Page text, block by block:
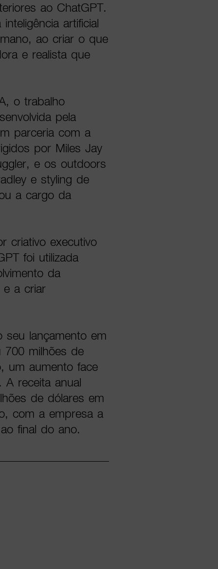
ao ChatGPT.
artificial
ao criar o que
e realista que
o trabalho
pela
parceria com a
por Miles Jay
e os outdoors
e styling de
a cargo da
criativo executivo
foi utilizada
da
e a criar
lançamento em
700 milhões de
um aumento face
receita anual
de dólares em
com a empresa a
final do ano.